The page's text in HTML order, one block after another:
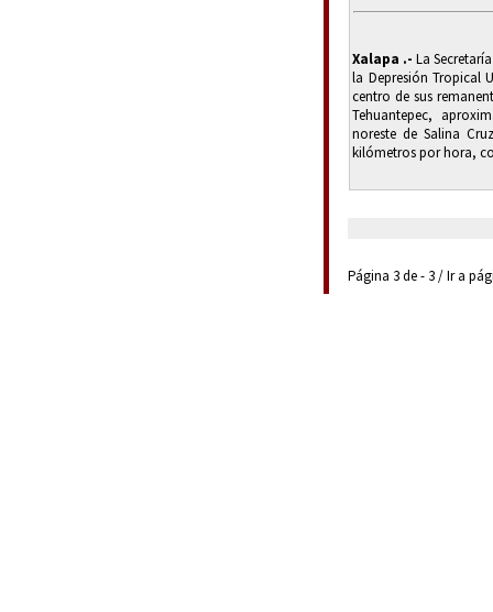
Xalapa .- La
la Depresión Tropical
centro de sus
Tehuantepec,
noreste de Salina
kilómetros por hora,
Página 3 de - 3 / Ir a